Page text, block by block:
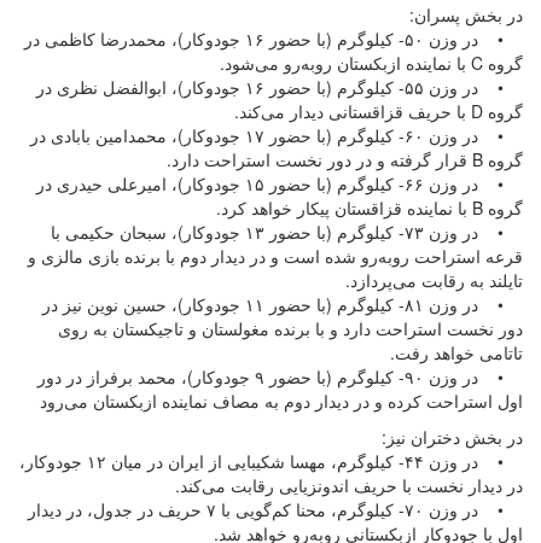
در بخش پسران:
• در وزن ۵۰- کیلوگرم (با حضور ۱۶ جودوکار)، محمدرضا کاظمی در
گروه C با نماینده ازبکستان روبه‌رو می‌شود.
• در وزن ۵۵- کیلوگرم (با حضور ۱۶ جودوکار)، ابوالفضل نظری در
گروه D با حریف قزاقستانی دیدار می‌کند.
• در وزن ۶۰- کیلوگرم (با حضور ۱۷ جودوکار)، محمدامین بابادی در
گروه B قرار گرفته و در دور نخست استراحت دارد.
• در وزن ۶۶- کیلوگرم (با حضور ۱۵ جودوکار)، امیرعلی حیدری در
گروه B با نماینده قزاقستان پیکار خواهد کرد.
• در وزن ۷۳- کیلوگرم (با حضور ۱۳ جودوکار)، سبحان حکیمی با
قرعه استراحت روبه‌رو شده است و در دیدار دوم با برنده بازی مالزی و
تایلند به رقابت می‌پردازد.
• در وزن ۸۱- کیلوگرم (با حضور ۱۱ جودوکار)، حسین نوین نیز در
دور نخست استراحت دارد و با برنده مغولستان و تاجیکستان به روی
تاتامی خواهد رفت.
• در وزن ۹۰- کیلوگرم (با حضور ۹ جودوکار)، محمد برفراز در دور
اول استراحت کرده و در دیدار دوم به مصاف نماینده ازبکستان می‌رود
در بخش دختران نیز:
• در وزن ۴۴- کیلوگرم، مهسا شکیبایی از ایران در میان ۱۲ جودوکار،
در دیدار نخست با حریف اندونزیایی رقابت می‌کند.
• در وزن ۷۰- کیلوگرم، محنا کم‌گویی با ۷ حریف در جدول، در دیدار
اول با جودوکار ازبکستانی روبه‌رو خواهد شد.